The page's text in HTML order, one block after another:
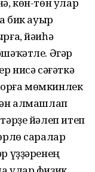
бик ауыр
йәиһә
Әгәр
нисә сәғәткә
мөмкинлек
алмашлап
йәлеп итеп
саралар
үҙҙәренең